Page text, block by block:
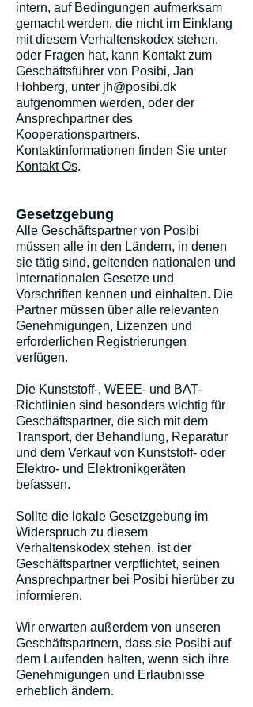
intern, auf Bedingungen aufmerksam
gemacht werden, die nicht im Einklang
mit diesem Verhaltenskodex stehen,
oder Fragen hat, kann Kontakt zum
Geschäftsführer von Posibi, Jan
Hohberg, unter jh@posibi.dk
aufgenommen werden, oder der
Ansprechpartner des
Kooperationspartners.
Kontaktinformationen finden Sie unter
Kontakt Os.
Gesetzgebung
Alle Geschäftspartner von Posibi
müssen alle in den Ländern, in denen
sie tätig sind, geltenden nationalen und
internationalen Gesetze und
Vorschriften kennen und einhalten. Die
Partner müssen über alle relevanten
Genehmigungen, Lizenzen und
erforderlichen Registrierungen
verfügen.
Die Kunststoff-, WEEE- und BAT-
Richtlinien sind besonders wichtig für
Geschäftspartner, die sich mit dem
Transport, der Behandlung, Reparatur
und dem Verkauf von Kunststoff- oder
Elektro- und Elektronikgeräten
befassen.
Sollte die lokale Gesetzgebung im
Widerspruch zu diesem
Verhaltenskodex stehen, ist der
Geschäftspartner verpflichtet, seinen
Ansprechpartner bei Posibi hierüber zu
informieren.
Wir erwarten außerdem von unseren
Geschäftspartnern, dass sie Posibi auf
dem Laufenden halten, wenn sich ihre
Genehmigungen und Erlaubnisse
erheblich ändern.